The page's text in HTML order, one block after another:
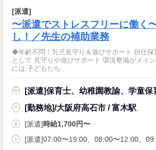
[派遣]
〜派遣でストレスフリーに働く
し！／先生の補助業務
◆年齢不問！乳児見守り＆遊びサポート 担任保
として 見守りや遊びサポート 環境整備がメイ
には 子どもたち...
[派遣]保育士、幼稚園教諭、学童保
[勤務地]/大阪府高石市 / 富木駅
[派遣]時給1,700円〜
[派遣]07:00〜19:00、08:00〜12:00、